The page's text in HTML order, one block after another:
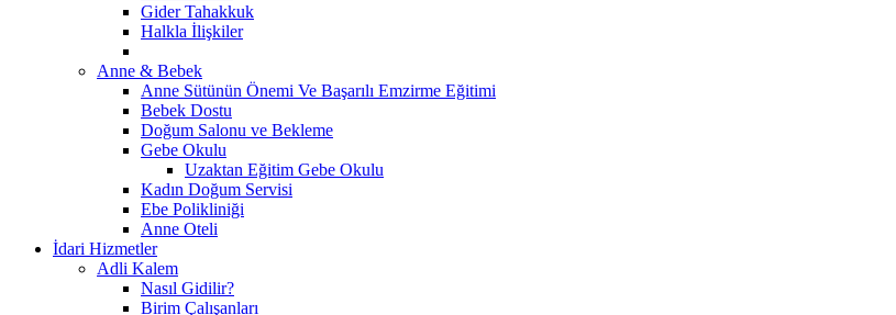
Gider Tahakkuk
Halkla İlişkiler
Anne & Bebek
Anne Sütünün Önemi Ve Başarılı Emzirme Eğitimi
Bebek Dostu
Doğum Salonu ve Bekleme
Gebe Okulu
Uzaktan Eğitim Gebe Okulu
Kadın Doğum Servisi
Ebe Polikliniği
Anne Oteli
İdari Hizmetler
Adli Kalem
Nasıl Gidilir?
Birim Çalışanları